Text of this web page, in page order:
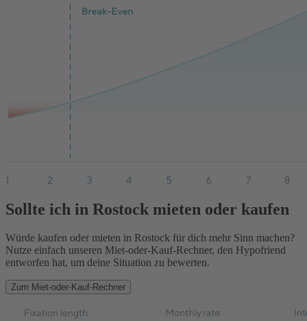
Sollte ich in Rostock mieten oder kaufen
Würde kaufen oder mieten in Rostock für dich mehr Sinn machen?
Nutze einfach unseren Miet-oder-Kauf-Rechner, den Hypofriend
entworfen hat, um deine Situation zu bewerten.
Zum Miet-oder-Kauf-Rechner